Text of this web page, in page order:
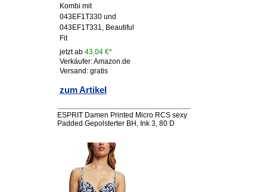
Kombi mit
043EF1T330 und
043EF1T331, Beautiful
Fit
jetzt ab 43,04 €*
Verkäufer: Amazon.de
Versand: gratis
zum Artikel
ESPRIT Damen Printed Micro RCS sexy
Padded Gepolsterter BH, Ink 3, 80 D